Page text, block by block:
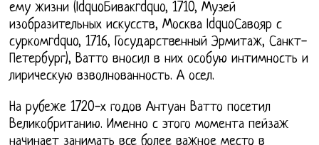
ему жизни (ldquoБивакrdquo, 1710, Музей
изобразительных искусств, Москва ldquoСавояр с
суркомrdquo, 1716, Государственный Эрмитаж, Санкт-
Петербург), Ватто вносил в них особую интимность и
лирическую взволнованность. А осел.
На рубеже 1720-х годов Антуан Ватто посетил
Великобританию. Именно с этого момента пейзаж
начинает занимать все более важное место в